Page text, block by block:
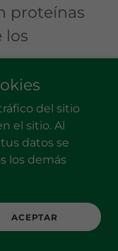
proteínas
los
2022
del sitio
el sitio. Al
datos se
los demás
ACEPTAR